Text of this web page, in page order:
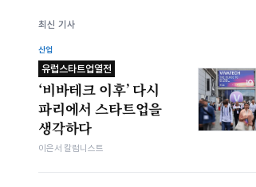
최신 기사
산업
유럽스타트업열전
‘비바테크 이후’ 다시
파리에서 스타트업을
생각하다
이은서 칼럼니스트